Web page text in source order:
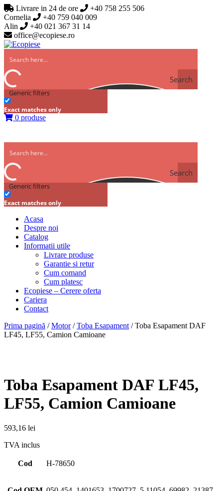
Livrare in 24 de ore
+40 758 255 506
Cornelia
+40 759 040 009
Alin
+40 021 367 31 14
office@ecopiese.ro
Search
Generic filters
Exact matches only
0 produse
Search
Generic filters
Exact matches only
Acasa
Despre noi
Catalog
Informatii utile
Livrare produse
Garantie si retur
Cum comand
Cum platesc
Ecopiese – Cerere oferta
Cariera
Contact
Prima pagină /Motor/Toba Esapament / Toba Esapament DAF
LF45, LF55, Camion Camioane
Toba Esapament DAF LF45,
LF55, Camion Camioane
593,16 lei
TVA inclus
Cod H-78650